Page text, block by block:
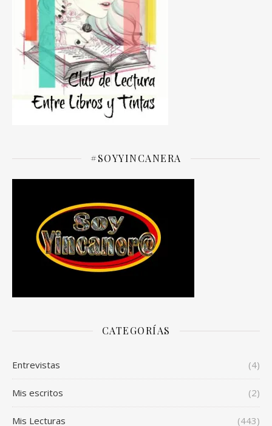
#SOYYINCANERA
CATEGORÍAS
Entrevistas (4)
Mis escritos (2)
Mis Lecturas (443)